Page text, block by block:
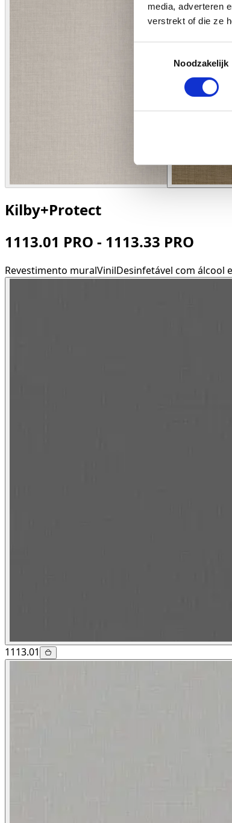
media, adverteren
verstrekt of die ze
Noodzakelijk
Kilby+Protect
1113.01 PRO - 1113.33 PRO
Revestimento muralVinilDesinfetável com álcool
1113.01